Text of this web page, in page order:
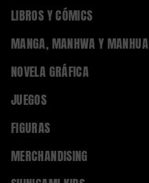
LIBROS Y CÓMICS
MANGA, MANHWA Y MANHUA
NOVELA GRÁFICA
JUEGOS
FIGURAS
MERCHANDISING
Home MERCHANDISING